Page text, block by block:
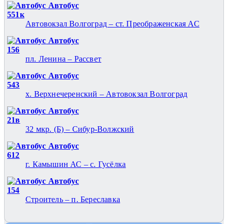
Автобус
551к
Автовокзал Волгоград – ст. Преображенская АС
Автобус
156
пл. Ленина – Рассвет
Автобус
543
х. Верхнечеренский – Автовокзал Волгоград
Автобус
21в
32 мкр. (Б) – Сибур-Волжский
Автобус
612
г. Камышин АС – с. Гусёлка
Автобус
154
Строитель – п. Береславка